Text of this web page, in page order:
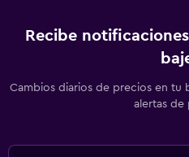
Recibe
Cambios diarios de precios en tu
alertas de